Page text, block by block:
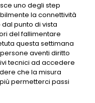
uno degli step
la connettività
punto di vista
del fallimentare
questa settimana
aventi diritto
tecnici ad accedere
che la misura
permetterci passi